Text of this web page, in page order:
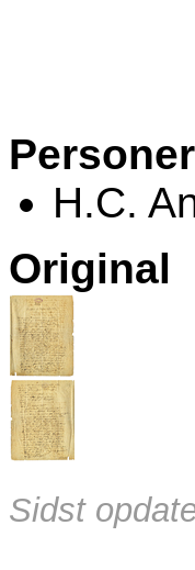
Personer
H.C.
Original
Sidst